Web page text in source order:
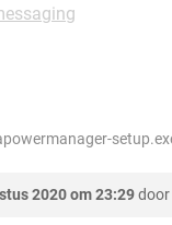
2020 om 23:29door